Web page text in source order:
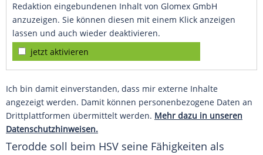
Redaktion eingebundenen Inhalt von Glomex GmbH
anzuzeigen. Sie können diesen mit einem Klick anzeigen
lassen und auch wieder deaktivieren.
jetzt aktivieren
Ich bin damit einverstanden, dass mir externe Inhalte
angezeigt werden. Damit können personenbezogene Daten an
Drittplattformen übermittelt werden. Mehr dazu in unseren
Datenschutzhinweisen.
Terodde soll beim HSV seine Fähigkeiten als